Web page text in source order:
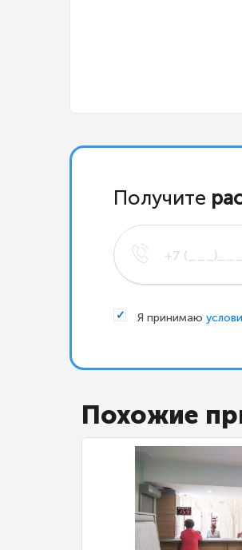
Получите
Я принимаю
Похожие